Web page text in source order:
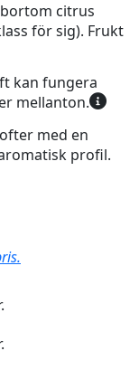
citrus
för sig). Frukt
kan fungera
mellanton.
med en
profil.